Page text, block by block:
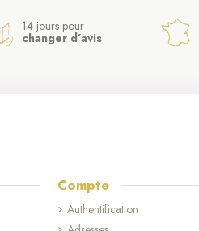
14 jours pour
changer d’avis
Compte
Authentification